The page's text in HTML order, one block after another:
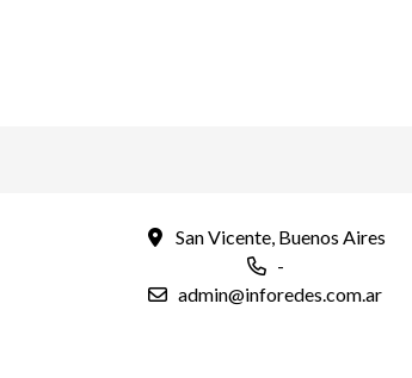
San Vicente, Buenos Aires
-
admin@inforedes.com.ar